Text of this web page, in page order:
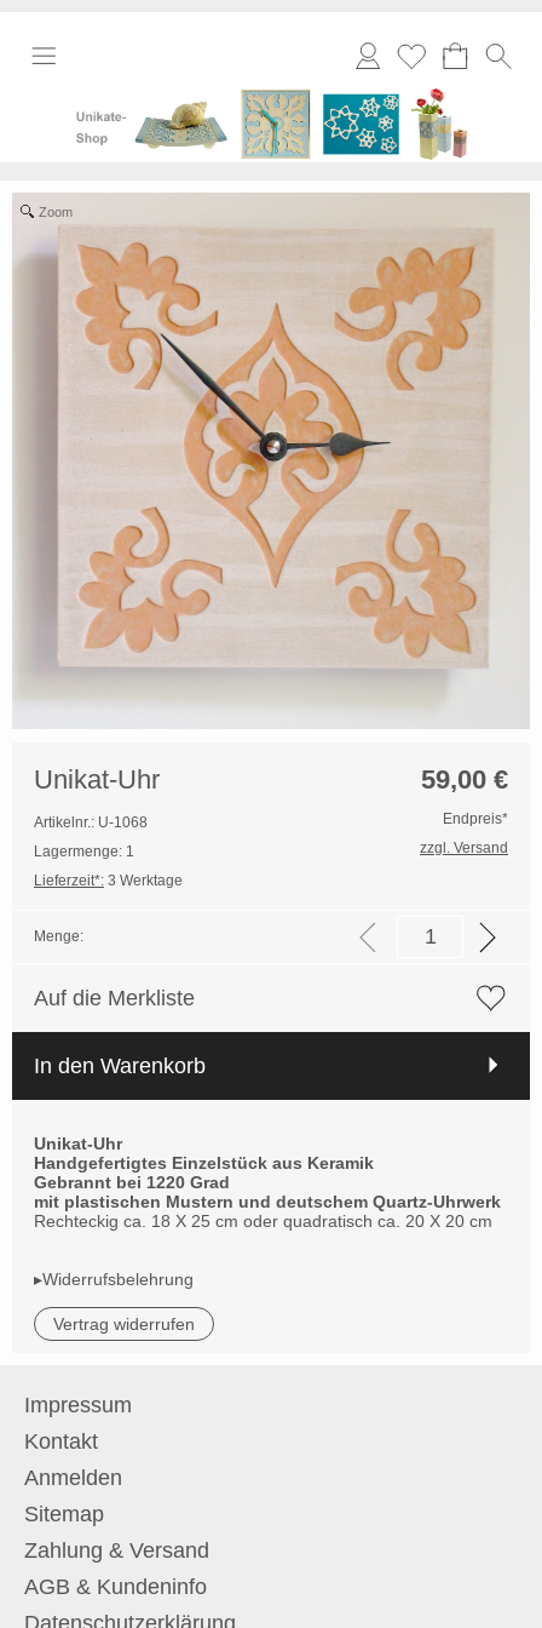
Merkliste
Zoom
59,00 €
Unikat-Uhr
Artikelnr.: U-1068
Lagermenge: 1
Lieferzeit*: 3 Werktage
Endpreis*
zzgl. Versand
Menge:
Auf die Merkliste
In den Warenkorb
Unikat-Uhr
Handgefertigtes Einzelstück aus Keramik
Gebrannt bei 1220 Grad
mit plastischen Mustern und deutschem Quartz-Uhrwerk
Rechteckig ca. 18 X 25 cm oder quadratisch ca. 20 X 20 cm
▸Widerrufsbelehrung
Vertrag widerrufen
Impressum
Kontakt
Anmelden
Sitemap
Zahlung & Versand
AGB & Kundeninfo
Datenschutzerklärung